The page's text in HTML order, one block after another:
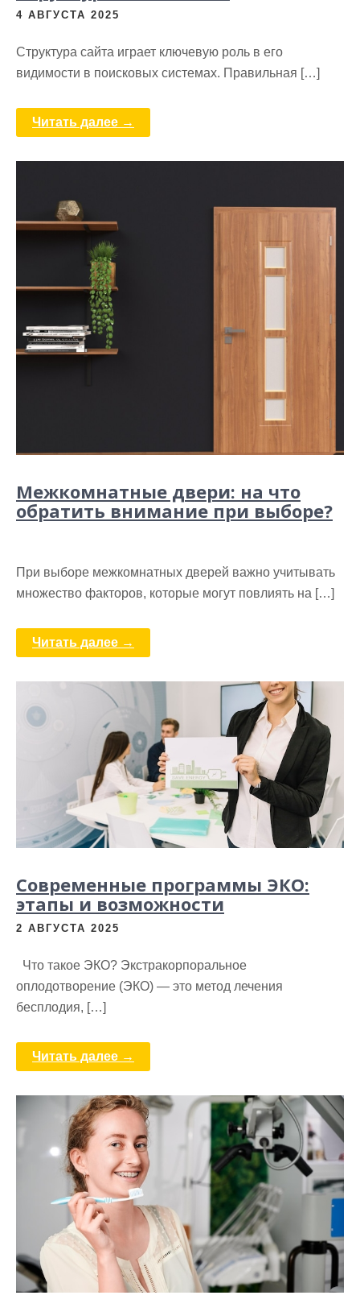
4 АВГУСТА 2025
Структура сайта играет ключевую роль в его
видимости в поисковых системах. Правильная […]
Читать далее →
Межкомнатные двери: на что
обратить внимание при выборе?
При выборе межкомнатных дверей важно учитывать
множество факторов, которые могут повлиять на […]
Читать далее →
Современные программы ЭКО:
этапы и возможности
2 АВГУСТА 2025
Что такое ЭКО? Экстракорпоральное
оплодотворение (ЭКО) — это метод лечения
бесплодия, […]
Читать далее →